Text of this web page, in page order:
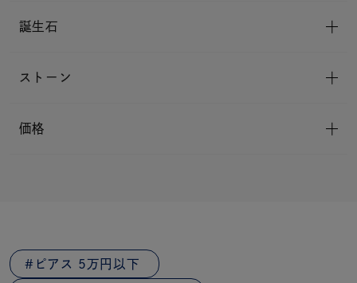
誕生石
ストーン
価格
ピアス 5万円以下